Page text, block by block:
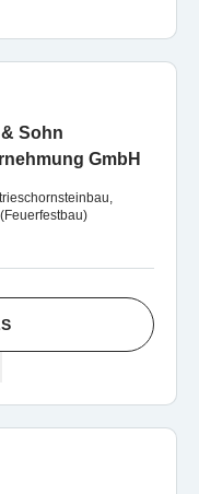
Sohn
GmbH